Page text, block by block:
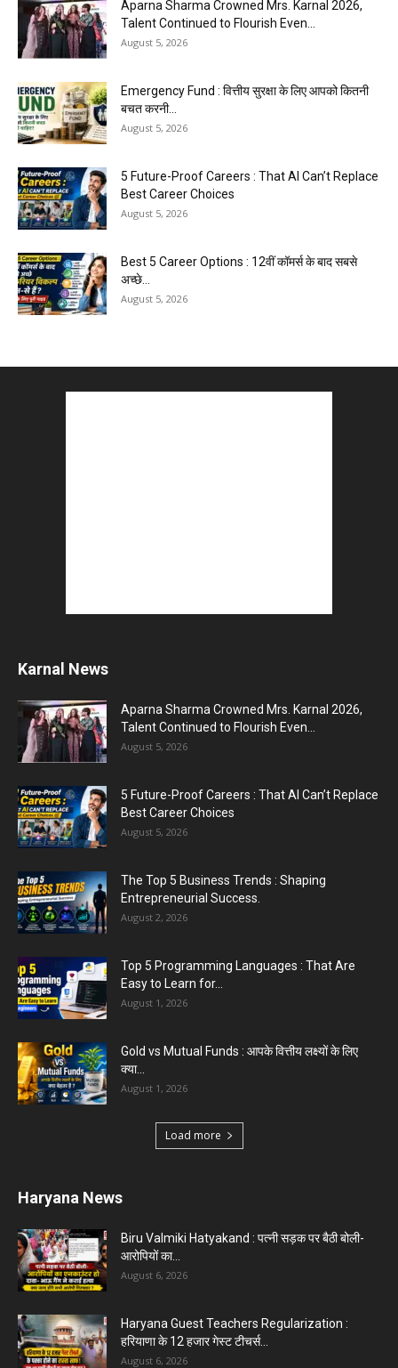
Aparna Sharma Crowned Mrs. Karnal 2026,
Talent Continued to Flourish Even...
August 5, 2026
Emergency Fund : वित्तीय सुरक्षा के लिए आपको कितनी
बचत करनी...
August 5, 2026
5 Future-Proof Careers : That AI Can’t Replace
Best Career Choices
August 5, 2026
Best 5 Career Options : 12वीं कॉमर्स के बाद सबसे
अच्छे...
August 5, 2026
Karnal News
Aparna Sharma Crowned Mrs. Karnal 2026,
Talent Continued to Flourish Even...
August 5, 2026
5 Future-Proof Careers : That AI Can’t Replace
Best Career Choices
August 5, 2026
The Top 5 Business Trends : Shaping
Entrepreneurial Success.
August 2, 2026
Top 5 Programming Languages : That Are
Easy to Learn for...
August 1, 2026
Gold vs Mutual Funds : आपके वित्तीय लक्ष्यों के लिए
क्या...
August 1, 2026
Load more
Haryana News
Biru Valmiki Hatyakand : पत्नी सड़क पर बैठी बोली-
आरोपियों का...
August 6, 2026
Haryana Guest Teachers Regularization :
हरियाणा के 12 हजार गेस्ट टीचर्स...
August 6, 2026